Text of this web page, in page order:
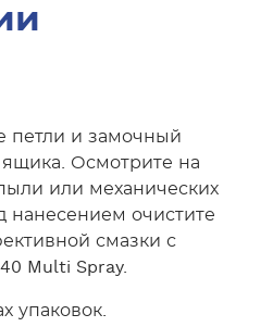
петли и замочный
Осмотрите на
или механических
нанесением очистите
смазки с
Multi Spray.
упаковок.